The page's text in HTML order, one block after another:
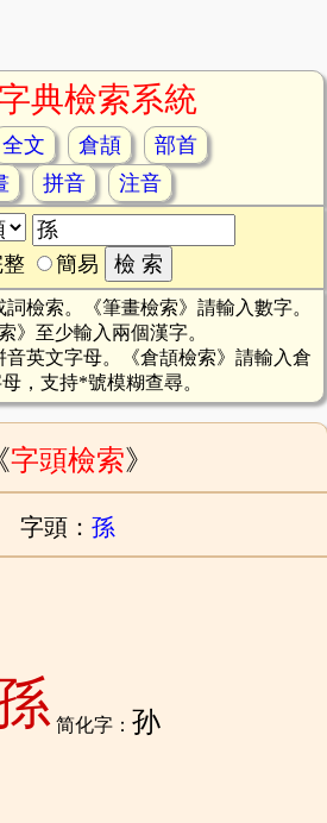
典檢索系統
全文 倉頡
部首
拼音
注音
整
簡易
詞檢索。《筆畫檢索》請輸入數字。
》至少輸入兩個漢字。
音英文字母。《倉頡檢索》請輸入倉
，支持*號模糊查尋。
字頭檢索》
字頭： 孫
简化字：孙